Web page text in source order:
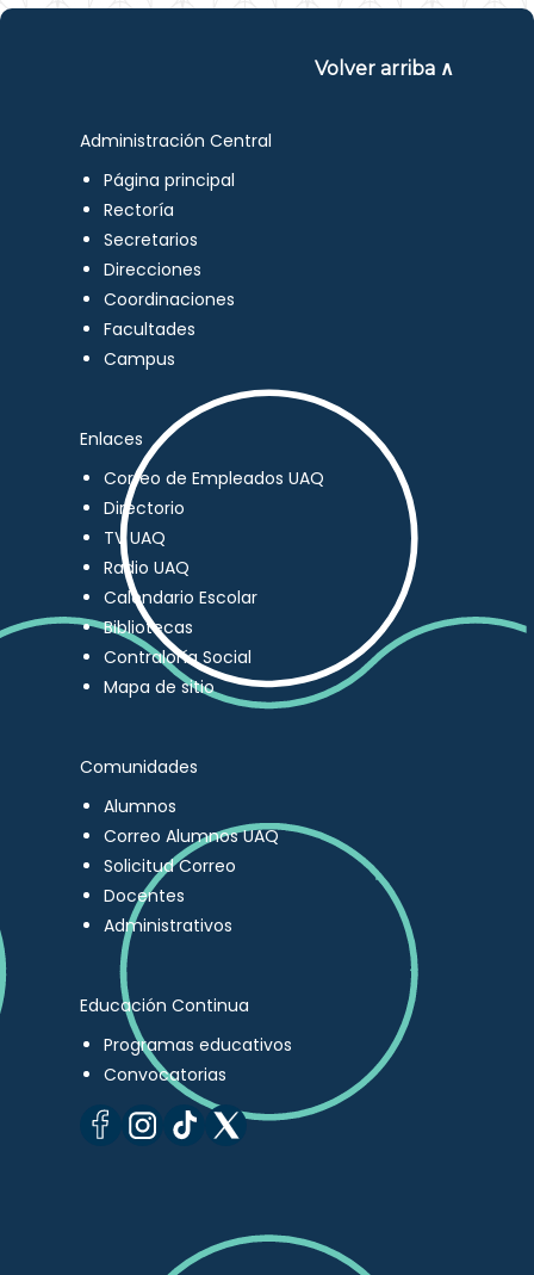
Volver arriba ∧
Administración Central
Página principal
Rectoría
Secretarios
Direcciones
Coordinaciones
Facultades
Campus
Enlaces
Correo de Empleados UAQ
Directorio
TV UAQ
Radio UAQ
Calendario Escolar
Bibliotecas
Contraloría Social
Mapa de sitio
Comunidades
Alumnos
Correo Alumnos UAQ
Solicitud Correo
Docentes
Administrativos
Educación Continua
Programas educativos
Convocatorias